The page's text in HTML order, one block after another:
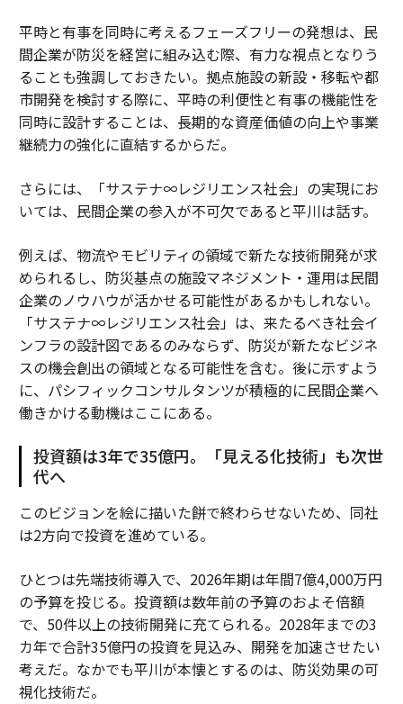
平時と有事を同時に考えるフェーズフリーの発想は、民
間企業が防災を経営に組み込む際、有力な視点となりう
ることも強調しておきたい。拠点施設の新設・移転や都
市開発を検討する際に、平時の利便性と有事の機能性を
同時に設計することは、長期的な資産価値の向上や事業
継続力の強化に直結するからだ。
さらには、「サステナ∞レジリエンス社会」の実現にお
いては、民間企業の参入が不可欠であると平川は話す。
例えば、物流やモビリティの領域で新たな技術開発が求
められるし、防災基点の施設マネジメント・運用は民間
企業のノウハウが活かせる可能性があるかもしれない。
「サステナ∞レジリエンス社会」は、来たるべき社会イ
ンフラの設計図であるのみならず、防災が新たなビジネ
スの機会創出の領域となる可能性を含む。後に示すよう
に、パシフィックコンサルタンツが積極的に民間企業へ
働きかける動機はここにある。
投資額は3年で35億円。「見える化技術」も次世
代へ
このビジョンを絵に描いた餅で終わらせないため、同社
は2方向で投資を進めている。
ひとつは先端技術導入で、2026年期は年間7億4,000万円
の予算を投じる。投資額は数年前の予算のおよそ倍額
で、50件以上の技術開発に充てられる。2028年までの3
カ年で合計35億円の投資を見込み、開発を加速させたい
考えだ。なかでも平川が本懐とするのは、防災効果の可
視化技術だ。